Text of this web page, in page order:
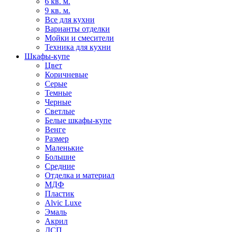
9 кв. м.
Все для кухни
Варианты отделки
Мойки и смесители
Техника для кухни
Шкафы-купе
Цвет
Коричневые
Серые
Темные
Черные
Светлые
Белые шкафы-купе
Венге
Размер
Маленькие
Большие
Средние
Отделка и материал
МДФ
Пластик
Alvic Luxe
Эмаль
Акрил
ДСП